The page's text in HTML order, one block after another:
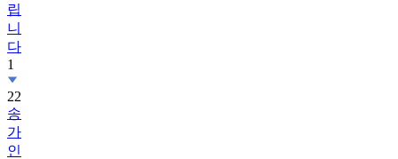
립
니
다
1
22
송
가
인